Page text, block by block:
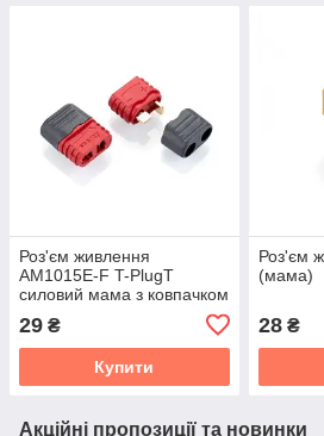
Роз'єм живлення
AM1015E-F T-PlugT
силовий мама з ковпачком
29 ₴
Купити
Роз'єм
(мама)
28₴
Акційні пропозиції та новинки